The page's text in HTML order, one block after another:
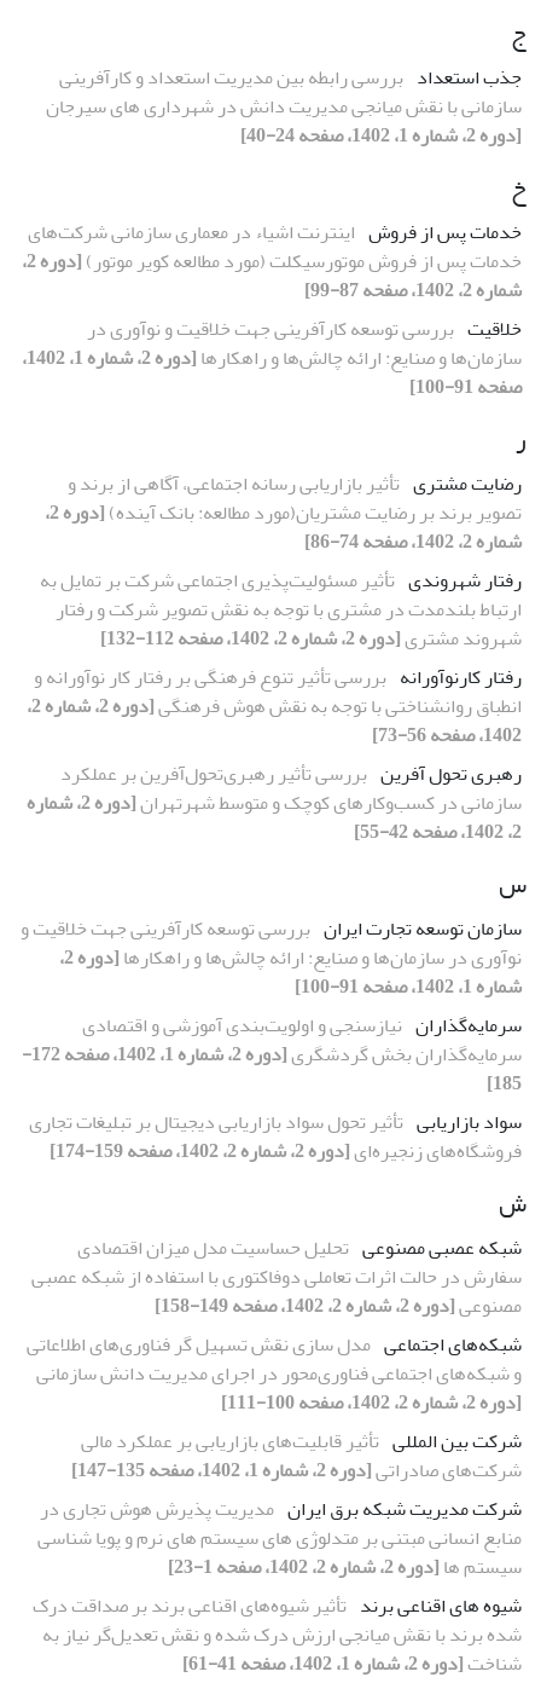
ج
جذب استعداد بررسی رابطه بین مدیریت استعداد و کارآفرینی
سازمانی با نقش میانجی مدیریت دانش در شهرداری های سیرجان
[دوره 2، شماره 1، 1402، صفحه 24-40]
خ
خدمات پس از فروش اینترنت اشیاء در معماری سازمانی شرکت‌های
خدمات پس از فروش موتورسیکلت (مورد مطالعه کویر موتور)
[دوره 2،
شماره 2، 1402، صفحه 87-99]
خلاقیت بررسی توسعه کارآفرینی جهت خلاقیت و نوآوری در
سازمان‌ها و صنایع: ارائه چالش‌ها و راهکارها
[دوره 2، شماره 1، 1402،
صفحه 91-100]
ر
رضایت مشتری تأثیر بازاریابی رسانه اجتماعی، آگاهی از برند و
تصویر برند بر رضایت مشتریان(مورد مطالعه: بانک آینده)
[دوره 2،
شماره 2، 1402، صفحه 74-86]
رفتار شهروندی تأثیر مسئولیت‌پذیری اجتماعی شرکت بر تمایل به
ارتباط بلندمدت در مشتری با توجه به نقش تصویر شرکت و رفتار
شهروند مشتری[دوره 2، شماره 2، 1402، صفحه 112-132]
رفتار کارنوآورانه بررسی تأثیر تنوع فرهنگی بر رفتار کار نوآورانه و
انطباق روانشناختی با توجه به نقش هوش فرهنگی
[دوره 2، شماره 2،
1402، صفحه 56-73]
رهبری تحول آفرین بررسی تأثیر رهبری‌تحول‌آفرین بر عملکرد‌
سازمانی در کسب‌وکارهای کوچک و متوسط شهرتهران
[دوره 2، شماره
2، 1402، صفحه 42-55]
س
سازمان توسعه تجارت ایران بررسی توسعه کارآفرینی جهت خلاقیت و
نوآوری در سازمان‌ها و صنایع: ارائه چالش‌ها و راهکارها
[دوره 2،
شماره 1، 1402، صفحه 91-100]
سرمایه‌گذاران نیازسنجی و اولویت‌بندی آموزشی و اقتصادی
سرمایه‌گذاران بخش گردشگری
[دوره 2، شماره 1، 1402، صفحه 172-
185]
سواد بازاریابی تأثیر تحول سواد بازاریابی دیجیتال بر تبلیغات تجاری
فروشگاه‌های زنجیره‌ای[دوره 2، شماره 2، 1402، صفحه 159-174]
ش
شبکه عصبی مصنوعی تحلیل حساسیت مدل میزان اقتصادی
سفارش در حالت اثرات تعاملی دوفاکتوری با استفاده از شبکه عصبی
مصنوعی[دوره 2، شماره 2، 1402، صفحه 149-158]
شبکه‌های اجتماعی مدل سازی نقش تسهیل گر فناوری‌های اطلاعاتی
و شبکه‌های اجتماعی فناوری‌محور در اجرای مدیریت دانش سازمانی
[دوره 2، شماره 2، 1402، صفحه 100-111]
شرکت بین المللی تأثیر قابلیت‌های بازاریابی بر عملکرد مالی
شرکت‌های صادراتی[دوره 2، شماره 1، 1402، صفحه 135-147]
شرکت مدیریت شبکه برق ایران مدیریت پذیرش هوش تجاری در
منابع انسانی مبتنی بر متدلوژی های سیستم های نرم و پویا شناسی
سیستم ها[دوره 2، شماره 2، 1402، صفحه 1-23]
شیوه های اقناعی برند تأثیر شیوه‌های اقناعی برند بر صداقت درک
شده برند با نقش میانجی ارزش درک شده و نقش تعدیل‌گر نیاز به
شناخت[دوره 2، شماره 1، 1402، صفحه 41-61]